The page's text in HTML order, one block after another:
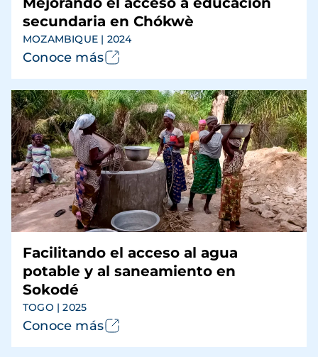
secundaria en Chókwè
MOZAMBIQUE | 2024
Conoce más
Facilitando el acceso al agua
potable y al saneamiento en
Sokodé
TOGO | 2025
Conoce más